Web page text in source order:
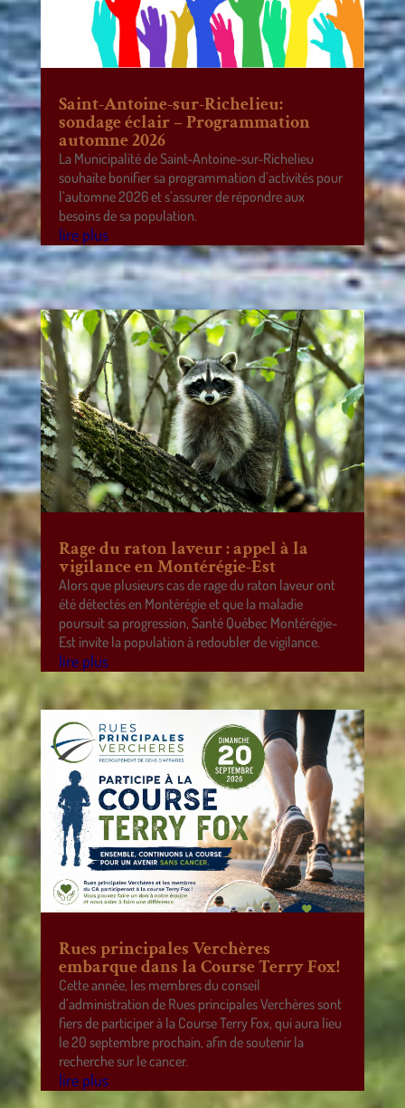
Saint-Antoine-sur-Richelieu:
sondage éclair – Programmation
automne 2026
La Municipalité de Saint-Antoine-sur-Richelieu
souhaite bonifier sa programmation d’activités pour
l’automne 2026 et s’assurer de répondre aux
besoins de sa population.
lire plus
Rage du raton laveur : appel à la
vigilance en Montérégie-Est
Alors que plusieurs cas de rage du raton laveur ont
été détectés en Montérégie et que la maladie
poursuit sa progression, Santé Québec Montérégie-
Est invite la population à redoubler de vigilance.
lire plus
Rues principales Verchères
embarque dans la Course Terry Fox!
Cette année, les membres du conseil
d’administration de Rues principales Verchères sont
fiers de participer à la Course Terry Fox, qui aura lieu
le 20 septembre prochain, afin de soutenir la
recherche sur le cancer.
lire plus